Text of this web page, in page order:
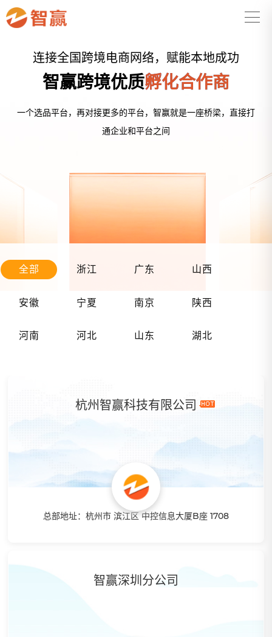
连接全国跨境电商网络，赋能本地成功
智赢跨境优质孵化合作商
一个选品平台，再对接更多的平台，智赢就是一座桥梁，直接打
通企业和平台之间
全部 浙江 广东 山西
安徽 宁夏 南京 陕西
河南 河北 山东 湖北
杭州智赢科技有限公司
总部地址：杭州市 滨江区 中控信息大厦B座 1708
户，提供杭州，深圳中转仓服务，线下主题培训对接，线上一
对一指导，老客户定期回炉培训，讲师外派等辅助客户开展业
智赢深圳分公司